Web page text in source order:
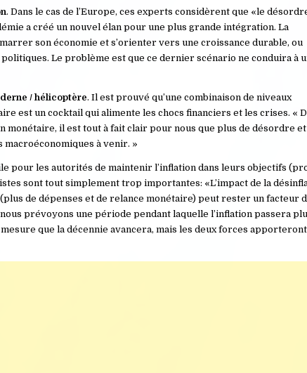
. Dans le cas de l’Europe, ces experts considèrent que «le
a créé un nouvel élan pour une plus grande intégration. La
son économie et s’orienter vers une croissance durable, ou
Le problème est que ce dernier scénario ne conduira à
/ hélicoptère. Il est prouvé qu’une combinaison de niveaux
est un cocktail qui alimente les chocs financiers et les crises. «
monétaire, il est tout à fait clair pour nous que plus de désordre et
à venir. »
pour les autorités de maintenir l’inflation dans leurs objectifs
sont tout simplement trop importantes: «L’impact de la
de dépenses et de relance monétaire) peut rester un facteur
prévoyons une période pendant laquelle l’inflation passera
que la décennie avancera, mais les deux forces